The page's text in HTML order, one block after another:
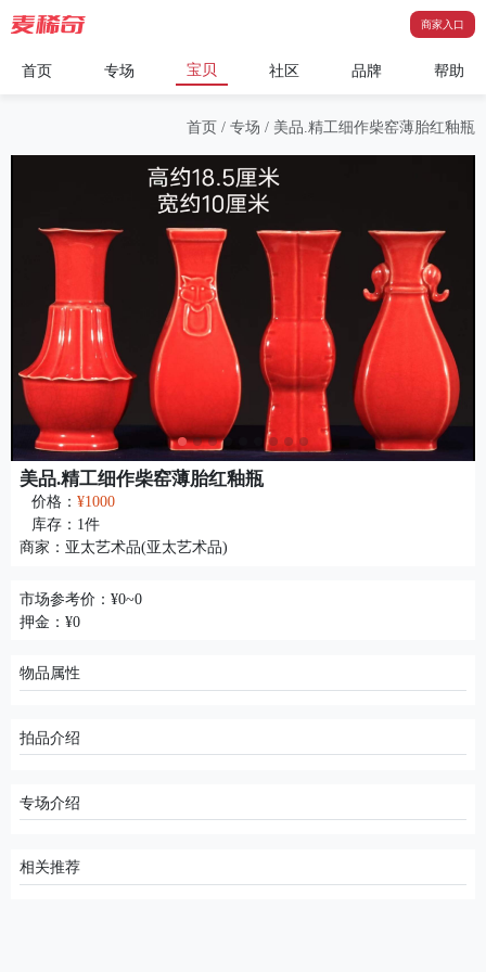
商家入口
首页 专场 宝贝 社区 品牌 帮助
首页 / 专场 / 美品.精工细作柴窑薄胎红釉瓶
美品.精工细作柴窑薄胎红釉瓶
价格： ¥1000
库存： 1件
商家： 亚太艺术品(亚太艺术品)
市场参考价：¥0~0
押金：¥0
物品属性
拍品介绍
专场介绍
相关推荐